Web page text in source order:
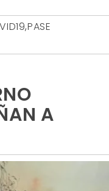
,PASE
A